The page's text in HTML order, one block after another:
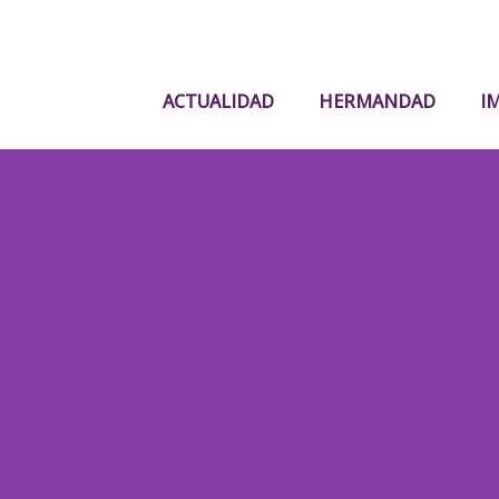
ACTUALIDAD HERMANDAD